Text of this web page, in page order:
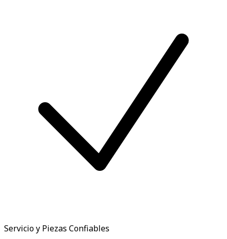
Servicio y Piezas Confiables